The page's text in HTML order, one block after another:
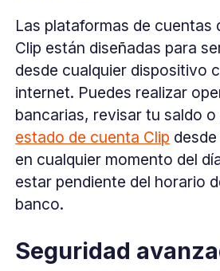
Las plataformas de cuentas
Clip están diseñadas para
desde cualquier dispositivo
internet. Puedes realizar
bancarias, revisar tu saldo
estado de cuenta Clip
en cualquier momento del
estar pendiente del horario
banco.
Seguridad